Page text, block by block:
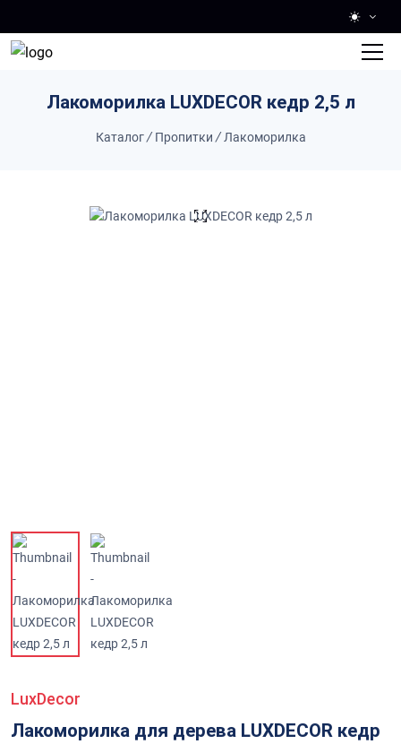
Лакоморилка LUXDECOR кедр 2,5 л
Каталог/ Пропитки / Лакоморилка
LuxDecor
Лакоморилка для дерева LUXDECOR кедр